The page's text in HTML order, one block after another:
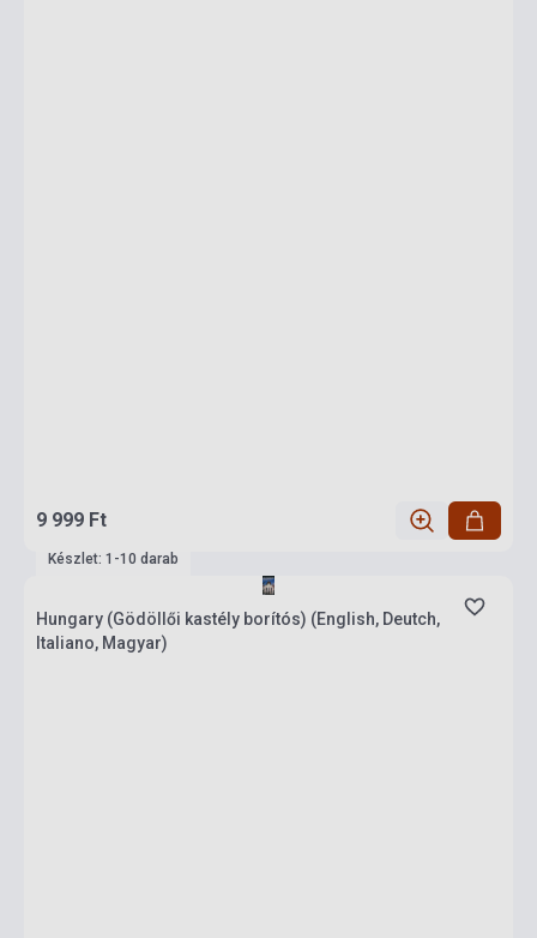
9 999 Ft
Készlet: 1-10 darab
Hungary (Gödöllői kastély borítós) (English, Deutch,
Italiano, Magyar)